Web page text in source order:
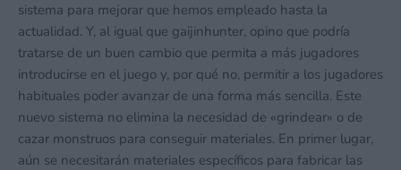
sistema para mejorar que hemos empleado hasta la
actualidad. Y, al igual que gaijinhunter, opino que podría
tratarse de un buen cambio que permita a más jugadores
introducirse en el juego y, por qué no, permitir a los jugadores
habituales poder avanzar de una forma más sencilla. Este
nuevo sistema no elimina la necesidad de «grindear» o de
cazar monstruos para conseguir materiales. En primer lugar,
aún se necesitarán materiales específicos para fabricar las